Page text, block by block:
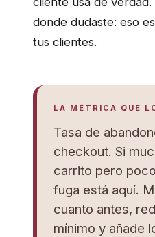
donde dudaste: eso
tus clientes.
LA MÉTRICA QUE
Tasa de
checkout. Si
carrito pero
fuga está aquí.
cuanto antes,
mínimo y añade